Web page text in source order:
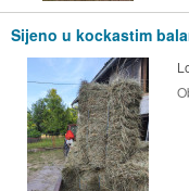
Sijeno u kockastim